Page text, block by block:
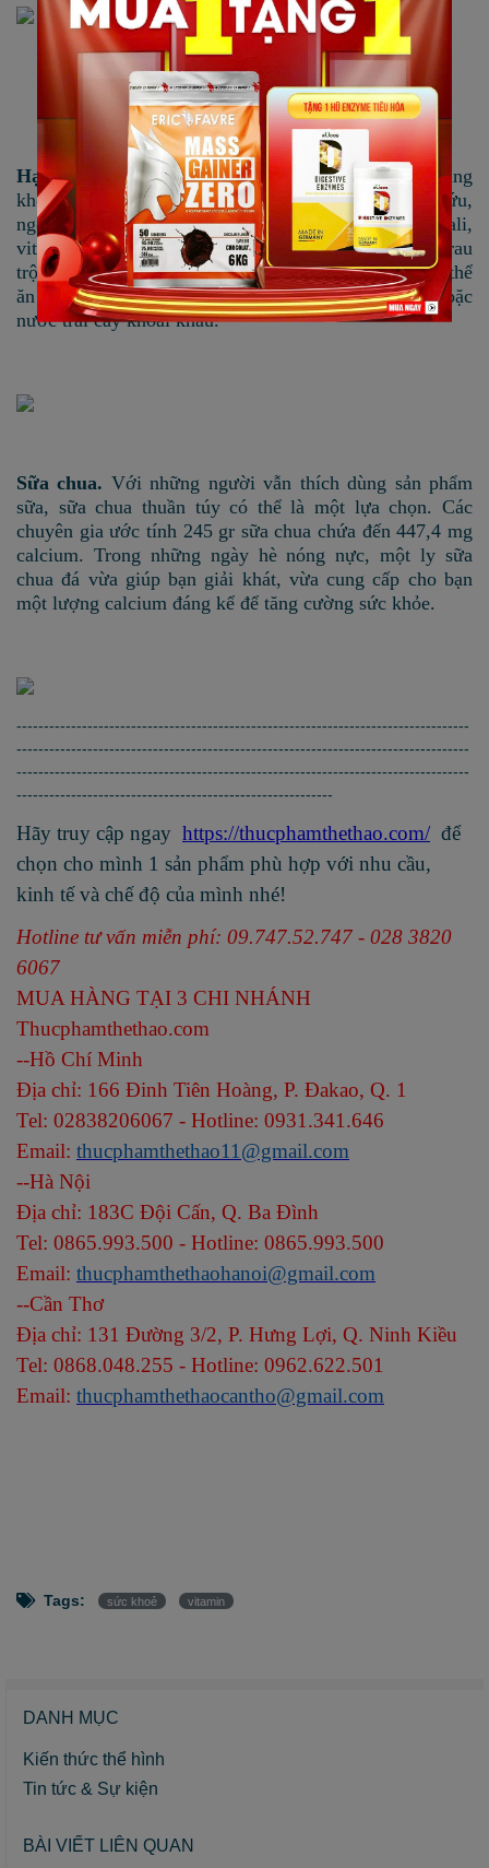
Hạnh nhân
. Ước tính khoảng 20 hạt hạnh nhân rang
khô chứa 72 mg calcium. Theo các nhà nghiên cứu,
ngoài calcium, hạt hạnh nhân cũng chứa nhiều kali,
vitamin E và chất sắt. Bạn có thể cho hạnh nhân vào rau
trộn hoặc chế biến thành bơ hạnh nhân. Bạn cũng có thể
ăn sáng bằng hạt hạnh nhân kèm theo sữa chua hoặc
nước trái cây khoái khẩu.
Sữa chua. Với những người vẫn thích dùng sản phẩm
sữa, sữa chua thuần túy có thể là một lựa chọn. Các
chuyên gia ước tính 245 gr sữa chua chứa đến 447,4 mg
calcium. Trong những ngày hè nóng nực, một ly sữa
chua đá vừa giúp bạn giải khát, vừa cung cấp cho bạn
một lượng calcium đáng kể để tăng cường sức khỏe.
-----------------------------------------------------------------------------------
-----------------------------------------------------------------------------------
-----------------------------------------------------------------------------------
----------------------------------------------------------
Hãy truy cập ngay https://thucphamthethao.com/ để
chọn cho mình 1 sản phẩm phù hợp với nhu cầu,
kinh tế và chế độ của mình nhé!
Hotline tư vấn miễn phí: 09.747.52.747 - 028 3820
6067
MUA HÀNG TẠI 3 CHI NHÁNH
Thucphamthethao.com
--Hồ Chí Minh
Địa chỉ: 166 Đinh Tiên Hoàng, P. Đakao, Q. 1
Tel: 02838206067 - Hotline: 0931.341.646
Email: thucphamthethao11@gmail.com
--Hà Nội
Địa chỉ: 183C Đội Cấn, Q. Ba Đình
Tel: 0865.993.500 - Hotline: 0865.993.500
Email: thucphamthethaohanoi@gmail.com
--Cần Thơ
Địa chỉ: 131 Đường 3/2, P. Hưng Lợi, Q. Ninh Kiều
Tel: 0868.048.255 - Hotline: 0962.622.501
Email: thucphamthethaocantho@gmail.com
Tags: sức khoẻ vitamin
DANH MỤC
Kiến thức thể hình
Tin tức & Sự kiện
BÀI VIẾT LIÊN QUAN